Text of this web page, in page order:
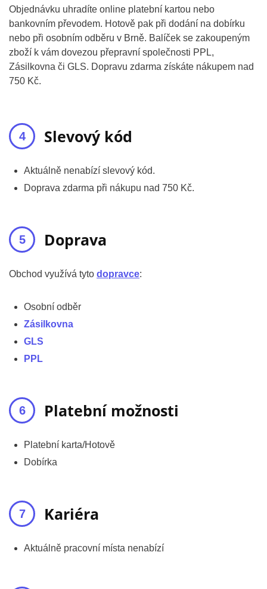
Objednávku uhradíte online platební kartou nebo
bankovním převodem. Hotově pak při dodání na dobírku
nebo při osobním odběru v Brně. Balíček se zakoupeným
zboží k vám dovezou přepravní společnosti PPL,
Zásilkovna či GLS. Dopravu zdarma získáte nákupem nad
750 Kč.
Slevový kód
Aktuálně nenabízí slevový kód.
Doprava zdarma při nákupu nad 750 Kč.
Doprava
Obchod využívá tyto dopravce:
Osobní odběr
Zásilkovna
GLS
PPL
Platební možnosti
Platební karta/Hotově
Dobírka
Kariéra
Aktuálně pracovní místa nenabízí